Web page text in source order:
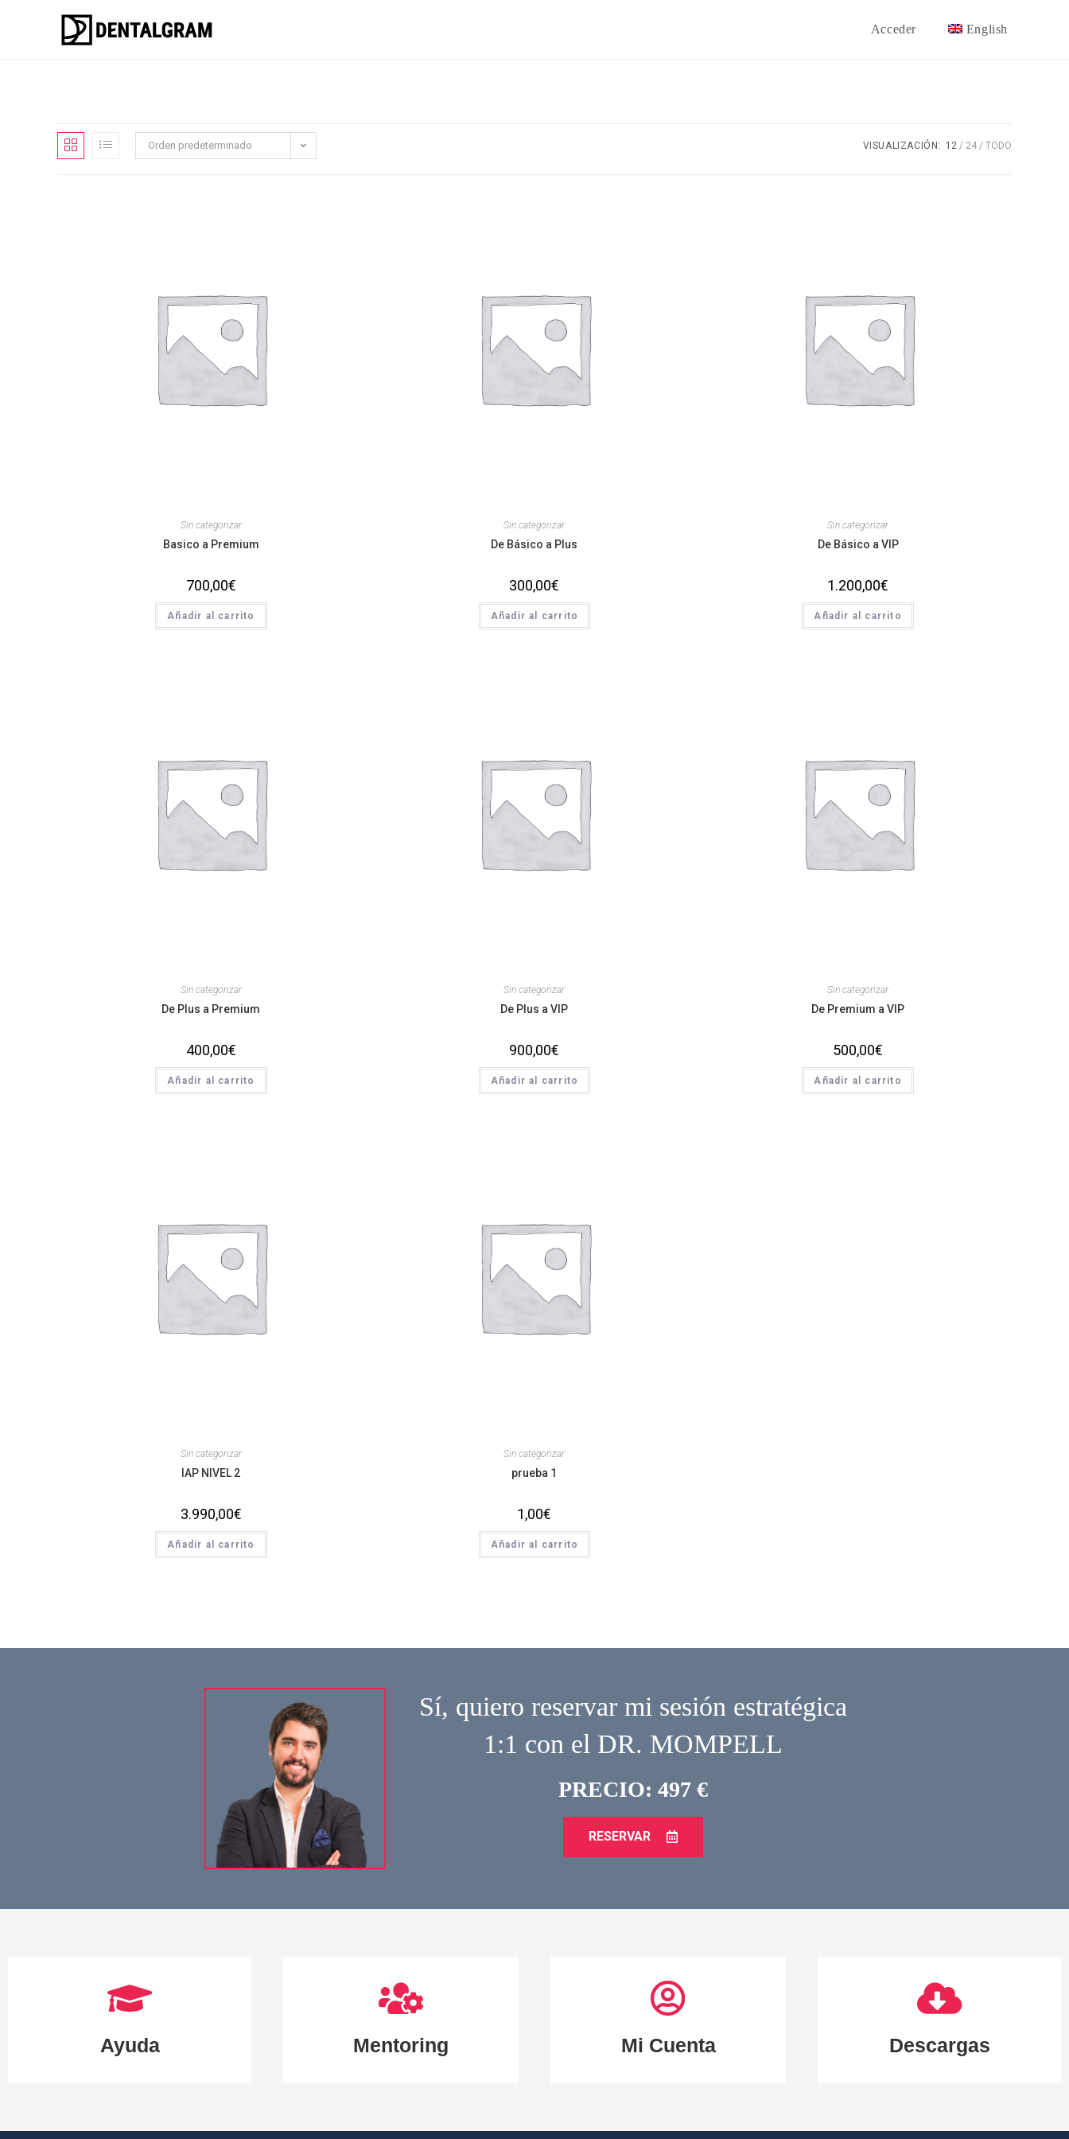
Acceder English
Orden predeterminado VISUALIZACIÓN: 12 24 TODO
Sin categorizar
Basico a Premium
700,00€
Añadir al carrito
Sin categorizar
De Básico a Plus
300,00€
Añadir al carrito
Sin categorizar
De Básico a VIP
1.200,00€
Añadir al carrito
Sin categorizar
De Plus a Premium
400,00€
Añadir al carrito
Sin categorizar
De Plus a VIP
900,00€
Añadir al carrito
Sin categorizar
De Premium a VIP
500,00€
Añadir al carrito
Sin categorizar
IAP NIVEL 2
3.990,00€
Añadir al carrito
Sin categorizar
prueba 1
1,00€
Añadir al carrito
Sí, quiero reservar mi sesión estratégica
1:1 con el DR. MOMPELL
PRECIO: 497 €
RESERVAR
Ayuda Mentoring Mi Cuenta Descargas